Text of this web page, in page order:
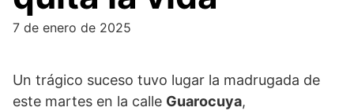
7 de enero de 2025
Un trágico suceso tuvo lugar la madrugada de
este martes en la calle Guarocuya,